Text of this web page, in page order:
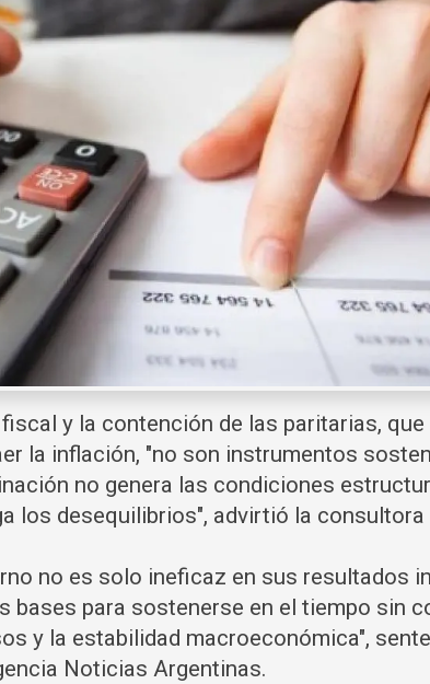
y la contención de las paritarias,
la inflación, "no son instrumentos
no genera las condiciones
los desequilibrios", advirtió la consultora
no es solo ineficaz en sus resultados
bases para sostenerse en el tiempo sin
y la estabilidad macroeconómica",
Noticias Argentinas.